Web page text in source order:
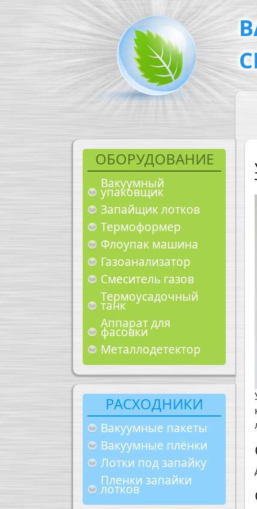
Перейти к основному содержанию
ОБОРУДОВАНИЕ
Вакуумный
упаковщик
Запайщик лотков
Термоформер
Флоупак машина
Газоанализатор
Смеситель газов
Термоусадочный
танк
Аппарат для
фасовки
Металлодетектор
РАСХОДНИКИ
Вакуумные пакеты
Вакуумные плёнки
Лотки под запайку
Пленки запайки
лотков